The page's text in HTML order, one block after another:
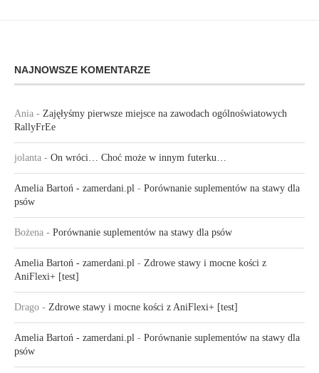
NAJNOWSZE KOMENTARZE
Ania - Zajęłyśmy pierwsze miejsce na zawodach ogólnoświatowych
RallyFrEe
jolanta - On wróci… Choć może w innym futerku…
Amelia Bartoń - zamerdani.pl - Porównanie suplementów na stawy dla
psów
Bożena - Porównanie suplementów na stawy dla psów
Amelia Bartoń - zamerdani.pl - Zdrowe stawy i mocne kości z
AniFlexi+ [test]
Drago - Zdrowe stawy i mocne kości z AniFlexi+ [test]
Amelia Bartoń - zamerdani.pl - Porównanie suplementów na stawy dla
psów